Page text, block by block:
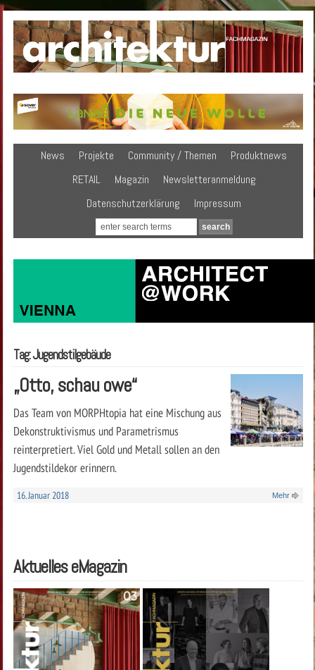
News Projekte Community / Themen
Produktnews
RETAIL
Magazin
Newsletteranmeldung
Datenschutzerklärung
Impressum
Tag: Jugendstilgebäude
„Otto, schau owe“
Das Team von MORPHtopia hat eine Mischung aus
Dekonstruktivismus und Parametrismus
reinterpretiert. Viel Gold und Metall sollen an den
Jugendstildekor erinnern.
16. Januar 2018 Mehr
Aktuelles eMagazin